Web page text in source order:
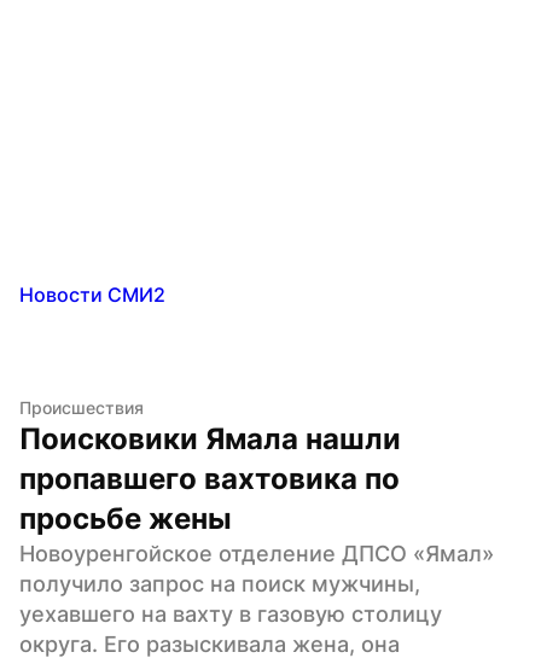
Новости СМИ2
Происшествия
Поисковики Ямала нашли
пропавшего вахтовика по
просьбе жены
Новоуренгойское отделение ДПСО «Ямал»
получило запрос на поиск мужчины,
уехавшего на вахту в газовую столицу
округа. Его разыскивала жена, она